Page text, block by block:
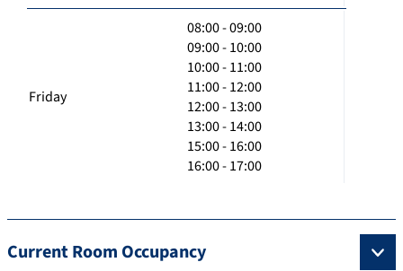
Friday
08:00 - 09:00
09:00 - 10:00
10:00 - 11:00
11:00 - 12:00
12:00 - 13:00
13:00 - 14:00
15:00 - 16:00
16:00 - 17:00
Current Room Occupancy